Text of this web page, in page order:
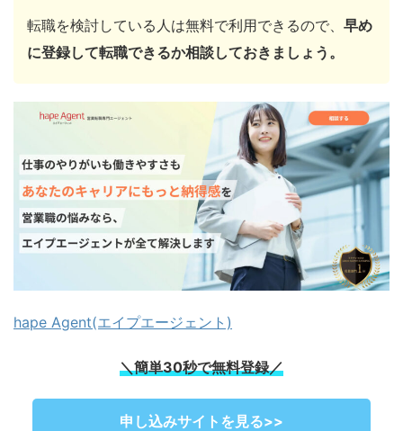
転職を検討している人は無料で利用できるので、 早め
に登録して転職できるか相談しておきましょう。
hape Agent(エイプエージェント)
＼簡単30秒で無料登録／
申し込みサイトを見る>>